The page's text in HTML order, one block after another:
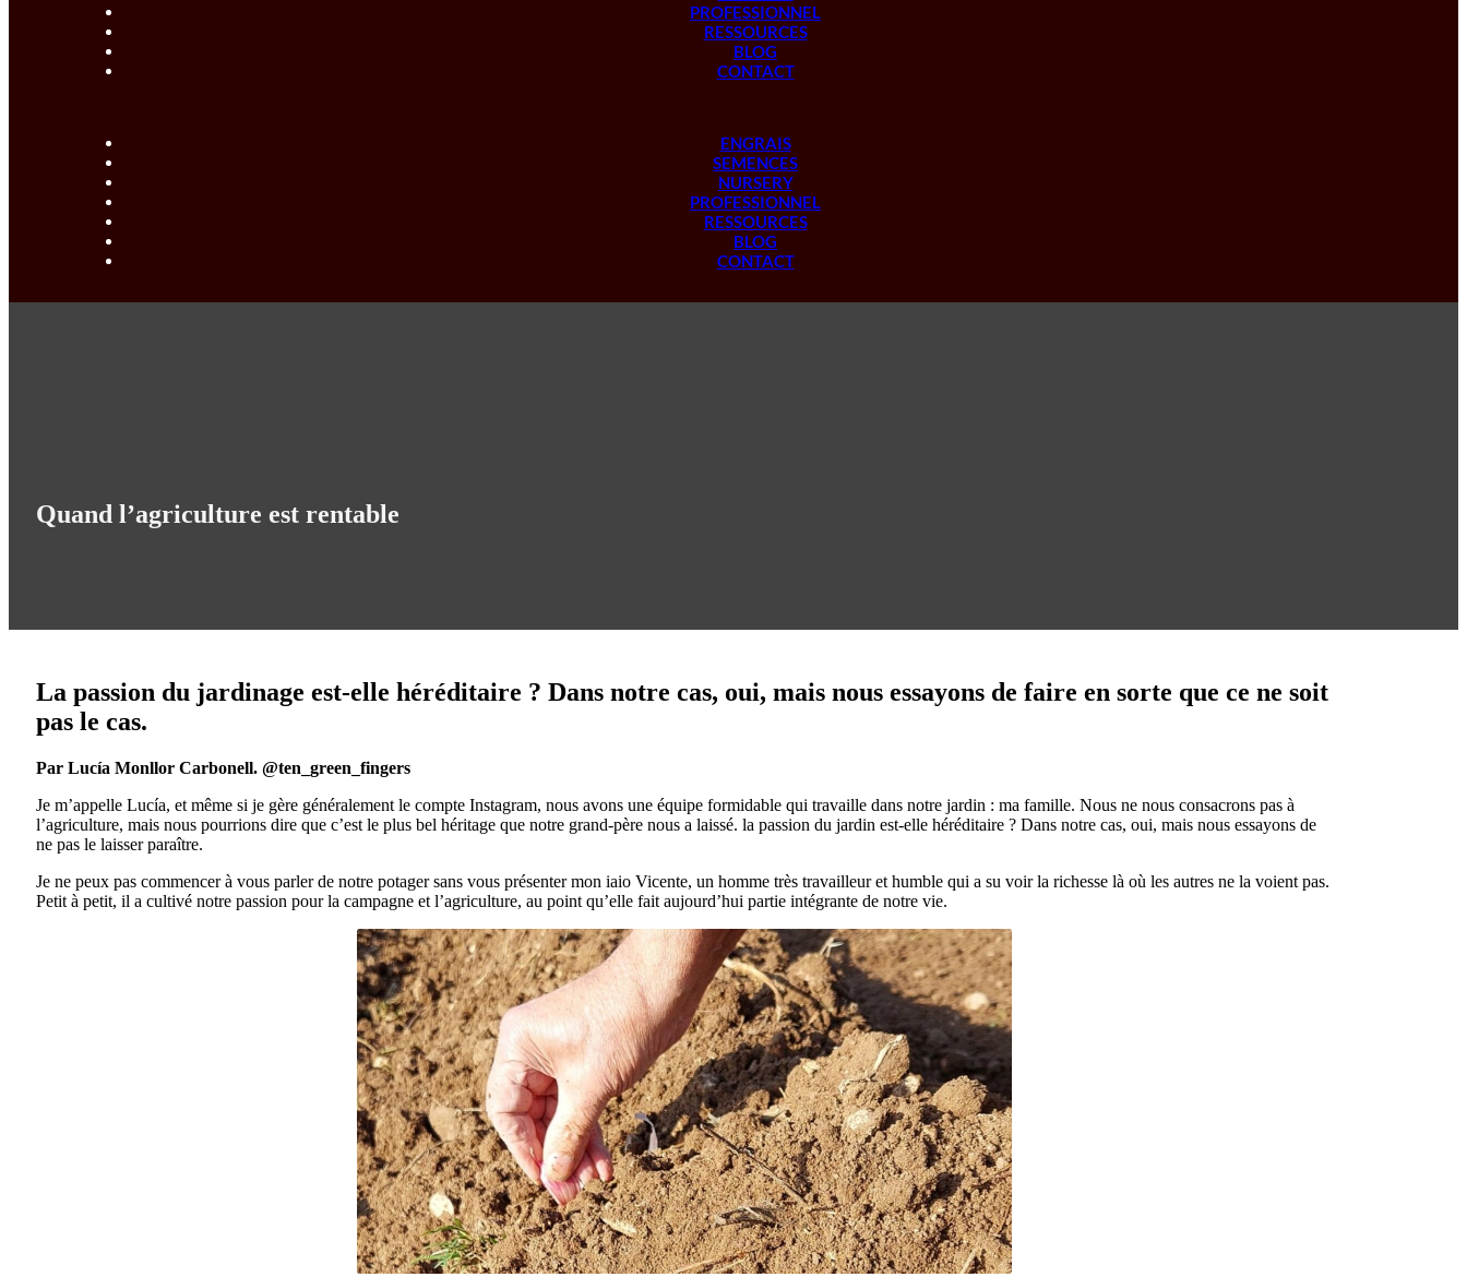
PROFESSIONNEL
RESSOURCES
BLOG
CONTACT
ENGRAIS
SEMENCES
NURSERY
PROFESSIONNEL
RESSOURCES
BLOG
CONTACT
Quand l’agriculture est rentable
La passion du jardinage est-elle héréditaire ? Dans notre cas, oui, mais nous essayons de faire en sorte que ce ne soit
pas le cas.
Par Lucía Monllor Carbonell. @ten_green_fingers
Je m’appelle Lucía, et même si je gère généralement le compte Instagram, nous avons une équipe formidable qui travaille dans notre jardin : ma famille. Nous ne nous consacrons pas à
l’agriculture, mais nous pourrions dire que c’est le plus bel héritage que notre grand-père nous a laissé. la passion du jardin est-elle héréditaire ? Dans notre cas, oui, mais nous essayons de
ne pas le laisser paraître.
Je ne peux pas commencer à vous parler de notre potager sans vous présenter mon iaio Vicente, un homme très travailleur et humble qui a su voir la richesse là où les autres ne la voient pas.
Petit à petit, il a cultivé notre passion pour la campagne et l’agriculture, au point qu’elle fait aujourd’hui partie intégrante de notre vie.